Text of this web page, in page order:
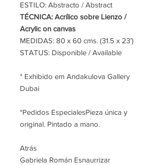
ESTILO: Abstracto / Abstract
TÉCNICA: Acrílico sobre Lienzo /
Acrylic on canvas
MEDIDAS: 80 x 60 cms. (31.5 x 23’)
STATUS: Disponible / Available
* Exhibido em Andakulova Gallery
Dubai
*Pedidos EspecialesPieza única y
original. Pintado a mano.
Atrás
Gabriela Román Esnaurrizar